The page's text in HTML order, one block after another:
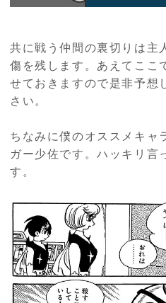
共に戦う仲間の裏切りは主
傷を残します。あえてここ
せておきますので是非予想
さい。
ちなみに僕のオススメキャ
ガー少佐です。ハッキリ言
す。